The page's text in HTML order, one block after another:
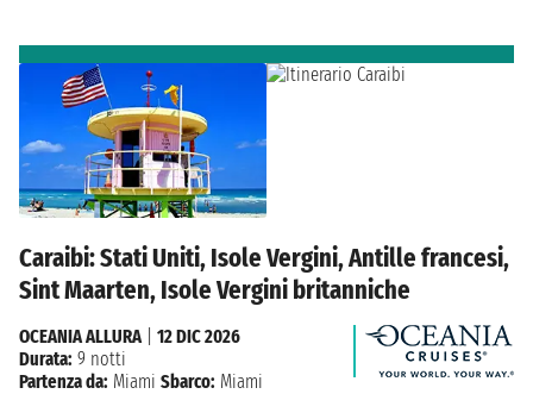
Caraibi: Stati Uniti, Isole Vergini, Antille francesi,
Sint Maarten, Isole Vergini britanniche
OCEANIA ALLURA| 12 DIC 2026
Durata: 9 notti
Partenza da: Miami Sbarco: Miami